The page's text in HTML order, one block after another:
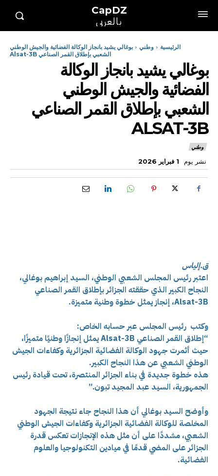
CapDZ
بالعربي
الرئيسية وطني
بوغالي يشيد بانجاز الوكالة الفضائية والجيش الوطني
الشعبي بإطلاق القمر الصناعي Alsat-3B
بوغالي يشيد بانجاز الوكالة
الفضائية والجيش الوطني
الشعبي بإطلاق القمر الصناعي
ALSAT-3B
وطني
نشر يوم 1 فبراير 2026
ق.إلياس
اعتبر رئيس المجلس الشعبي الوطني، السيد إبراهيم بوغالي،
النجاح الكبير الذي حققته الجزائر بإطلاق القمر الصناعي
Alsat-3B، إنجاز يمثل خطوة وطنية متميزة.
وكتب رئيس المجلس عبر حسابه الخاص:
“إطلاق القمر الصناعي Alsat-3B يمثل إنجازًا وطنيًا متميزًا،
حيث أثمرت جهود الوكالة الفضائية الجزائرية وكفاءات الجيش
الوطني الشعبي عن هذا النجاح الكبير.
هذه خطوة جديدة في بناء الجزائر المنتصرة، تحت قيادة رئيس
الجمهورية، السيد عبد المجيد تبون.”
وأوضح السيد بوغالي أن هذا النجاح جاء نتيجة الجهود
المخلصة للوكالة الفضائية الجزائرية وكفاءات الجيش الوطني
الشعبي، مشددًا على أن مثل هذه الإنجازات تعكس قدرة
الجزائر على المضي قدمًا في ميادين التكنولوجيا والعلوم
الفضائية.